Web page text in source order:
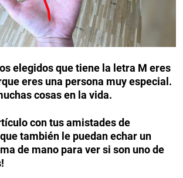
elegidos que tiene la letra M eres
eres una persona muy especial.
cosas en la vida.
con tus amistades de
también le puedan echar un
de mano para ver si son uno de